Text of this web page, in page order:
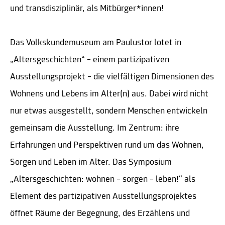
und transdisziplinär, als Mitbürger*innen!
Das Volkskundemuseum am Paulustor lotet in
„Altersgeschichten“ – einem partizipativen
Ausstellungsprojekt – die vielfältigen Dimensionen des
Wohnens und Lebens im Alter(n) aus. Dabei wird nicht
nur etwas ausgestellt, sondern Menschen entwickeln
gemeinsam die Ausstellung. Im Zentrum: ihre
Erfahrungen und Perspektiven rund um das Wohnen,
Sorgen und Leben im Alter. Das Symposium
„Altersgeschichten: wohnen – sorgen – leben!“ als
Element des partizipativen Ausstellungsprojektes
öffnet Räume der Begegnung, des Erzählens und